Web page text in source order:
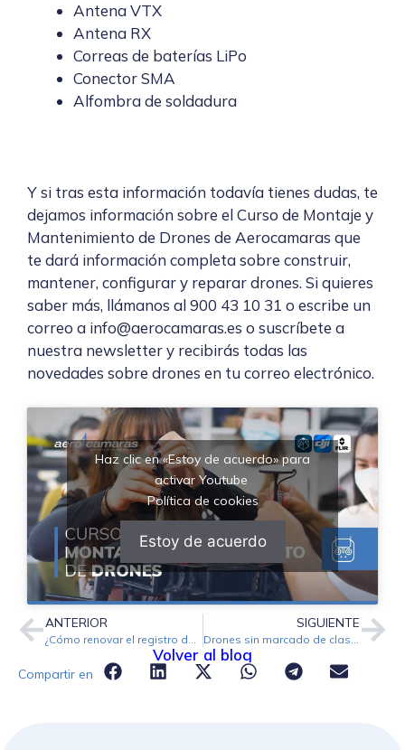
Antena VTX
Antena RX
Correas de baterías LiPo
Conector SMA
Alfombra de soldadura
Y si tras esta información todavía tienes dudas, te
dejamos información sobre elCurso de Montaje y
Mantenimiento de Drones de Aerocamaras que
te dará información completa sobre construir,
mantener, configurar y reparar drones. Si quieres
saber más, llámanos al 900 43 10 31 o escribe un
correo a info@aerocamaras.es o suscríbete a
nuestra newsletter y recibirás todas las
novedades sobre drones en tu correo electrónico.
Haz clic en «Estoy de acuerdo» para
activar Youtube
Política de cookies
Estoy de acuerdo
ANTERIOR SIGUIENTE
Volver al blog
Compartir en